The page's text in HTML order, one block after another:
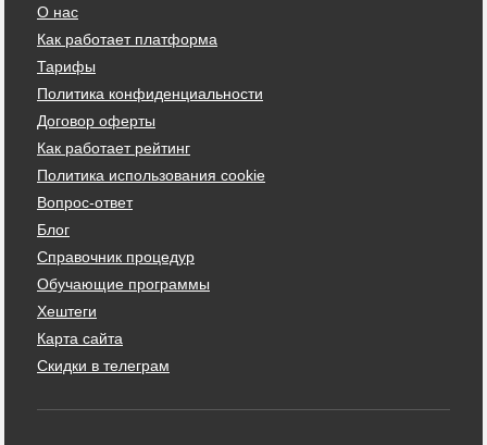
О нас
Как работает платформа
Тарифы
Политика конфиденциальности
Договор оферты
Как работает рейтинг
Политика использования cookie
Вопрос-ответ
Блог
Справочник процедур
Обучающие программы
Хештеги
Карта сайта
Скидки в телеграм